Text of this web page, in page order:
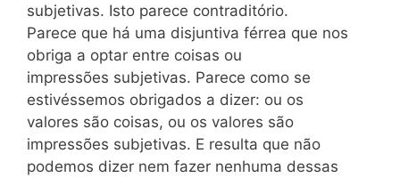
subjetivas. Isto parece contraditório.
Parece que há uma disjuntiva férrea que nos
obriga a optar entre coisas ou
impressões subjetivas. Parece como se
estivéssemos obrigados a dizer: ou os
valores são coisas, ou os valores são
impressões subjetivas. E resulta que não
podemos dizer nem fazer nenhuma dessas